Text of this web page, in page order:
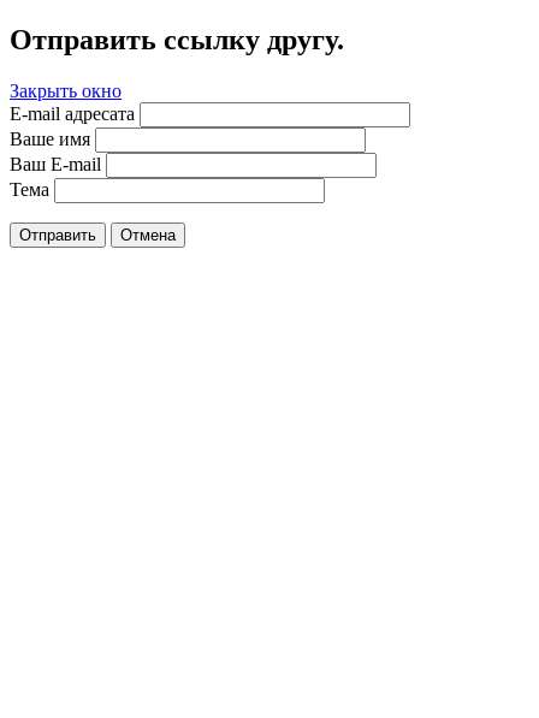
Отправить ссылку другу.
Закрыть окно
E-mail адресата
Ваше имя
Ваш E-mail
Тема
Отправить Отмена